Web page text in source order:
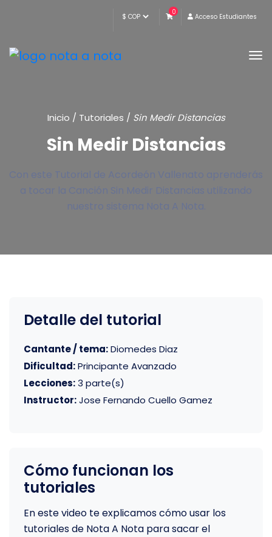
0
Acceso Estudiantes
Inicio / Tutoriales / Sin Medir Distancias
Sin Medir Distancias
Con este Tutorial de Acordeón Vallenato aprenderás
a tocar la Canción Sin Medir Distancias utilizando
nuestro sistema Nota A Nota.
Detalle del tutorial
Cantante / tema:Diomedes Diaz
Dificultad:Principante Avanzado
Lecciones:3 parte(s)
Instructor:Jose Fernando Cuello Gamez
Cómo funcionan los
tutoriales
En este video te explicamos cómo usar los
tutoriales de Nota A Nota para sacar el